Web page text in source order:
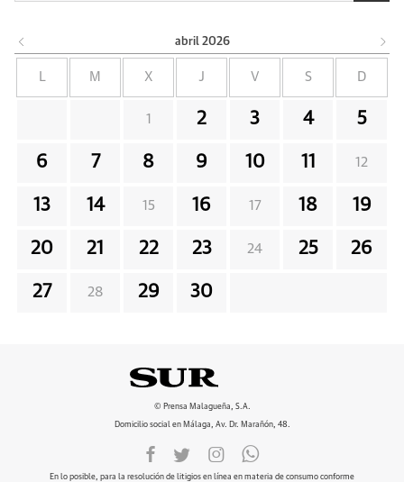
abril 2026
M X J V S D
1 2 3 4 5
6 7 8 9 10 11 12
13 14 15 16 17 18 19
20 21 22 23 24 25 26
27 28 29 30
© Prensa Malagueña, S.A.
Domicilio social en Málaga, Av. Dr. Marañón, 48.
En lo posible, para la resolución de litigios en línea en materia de consumo conforme